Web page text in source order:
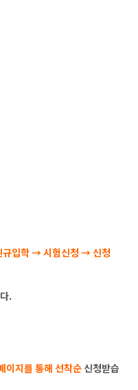
입학 → 시험신청 → 신청
.
이지를 통해 선착순 신청받습